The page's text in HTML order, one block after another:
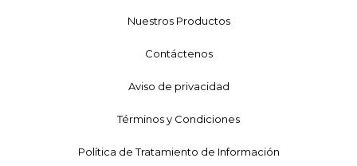
Nuestros Productos
Contáctenos
Aviso de privacidad
Términos y Condiciones
Política de Tratamiento de Información